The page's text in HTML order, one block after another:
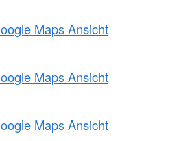
Maps Ansicht
Maps Ansicht
Maps Ansicht